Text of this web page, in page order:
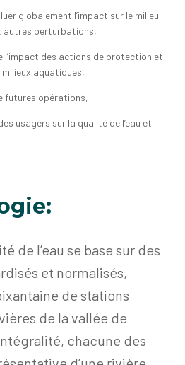
globalement l’impact sur le milieu
autres perturbations,
l’impact des actions de protection et
aquatiques,
futures opérations,
usagers sur la qualité de l’eau et
:
de l’eau se base sur des
et normalisés,
de stations
de la vallée de
chacune des